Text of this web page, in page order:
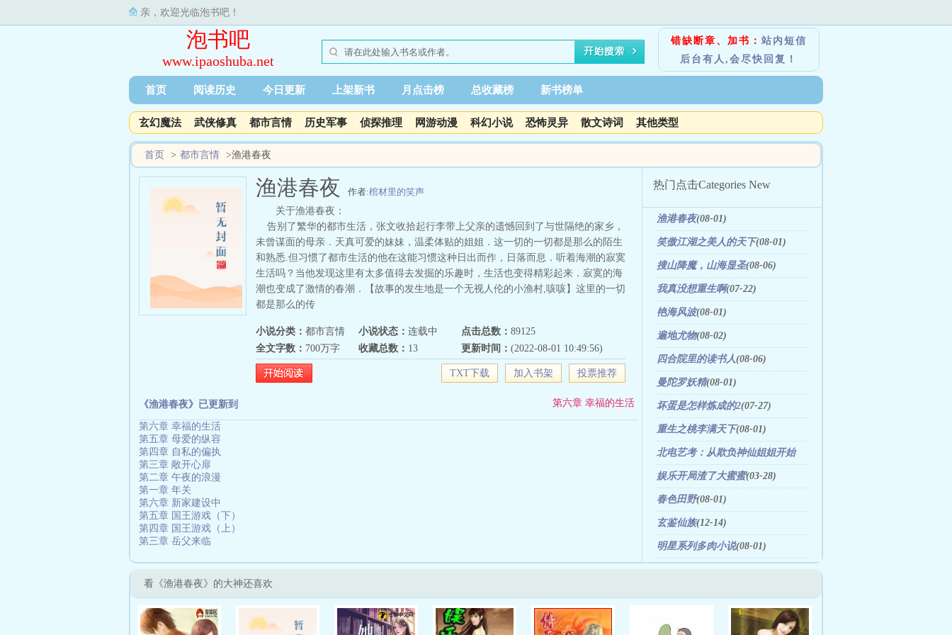
亲，欢迎光临泡书吧！
泡书吧
www.ipaoshuba.net
错缺断章、加书： 站内短信
后台有人,会尽快回复！
首页 阅读历史 今日更新 上架新书 月点击榜 总收藏榜 新书榜单
玄幻魔法 武侠修真 都市言情 历史军事 侦探推理 网游动漫 科幻小说 恐怖灵异 散文诗词 其他类型
首页 > 都市言情 >渔港春夜
渔港春夜 作者:棺材里的笑声
关于渔港春夜：
告别了繁华的都市生活，张文收拾起行李带上父亲的遗憾回到了与世隔绝的家乡，
未曾谋面的母亲．天真可爱的妹妹，温柔体贴的姐姐．这一切的一切都是那么的陌生
和熟悉.但习惯了都市生活的他在这能习惯这种日出而作，日落而息．听着海潮的寂寞
生活吗？当他发现这里有太多值得去发掘的乐趣时，生活也变得精彩起来．寂寞的海
潮也变成了激情的春潮．【故事的发生地是一个无视人伦的小渔村,咳咳】这里的一切
都是那么的传
小说分类： 都市言情 小说状态： 连载中 点击总数： 89125
全文字数： 700万字 收藏总数： 13 更新时间： (2022-08-01 10:49:56)
TXT下载 加入书架 投票推荐
《渔港春夜》已更新到 第六章 幸福的生活
第六章 幸福的生活
第五章 母爱的纵容
第四章 自私的偏执
第三章 敞开心扉
第二章 午夜的浪漫
第一章 年关
第六章 新家建设中
第五章 国王游戏（下）
第四章 国王游戏（上）
第三章 岳父来临
热门点击Categories New
渔港春夜(08-01)
笑傲江湖之美人的天下(08-01)
搜山降魔，山海显圣(08-06)
我真没想重生啊(07-22)
艳海风波(08-01)
遍地尤物(08-02)
四合院里的读书人(08-06)
曼陀罗妖精(08-01)
坏蛋是怎样炼成的2(07-27)
重生之桃李满天下(08-01)
北电艺考：从欺负神仙姐姐开始
(01-31)
娱乐开局渣了大蜜蜜(03-28)
春色田野(08-01)
玄鉴仙族(12-14)
明星系列多肉小说(08-01)
看《渔港春夜》的大神还喜欢